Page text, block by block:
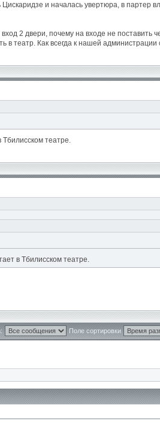
Цискаридзе и началась увертюра, в
2 двери, почему на входе не
в театр. Как всегда к нашей
Тбилисском театре.
в Тбилисском театре.
Поле сортировки